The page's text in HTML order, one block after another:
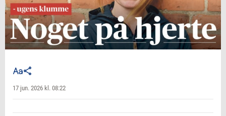
17 jun. 2026 kl. 08:22